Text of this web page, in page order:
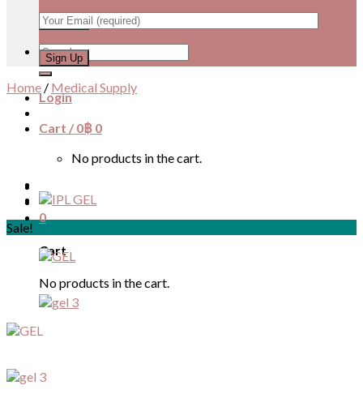
Search
for:
Login
Cart / 0฿ 0
No products in the cart.
0
Cart
No products in the cart.
Home / Medical Supply
Sale!